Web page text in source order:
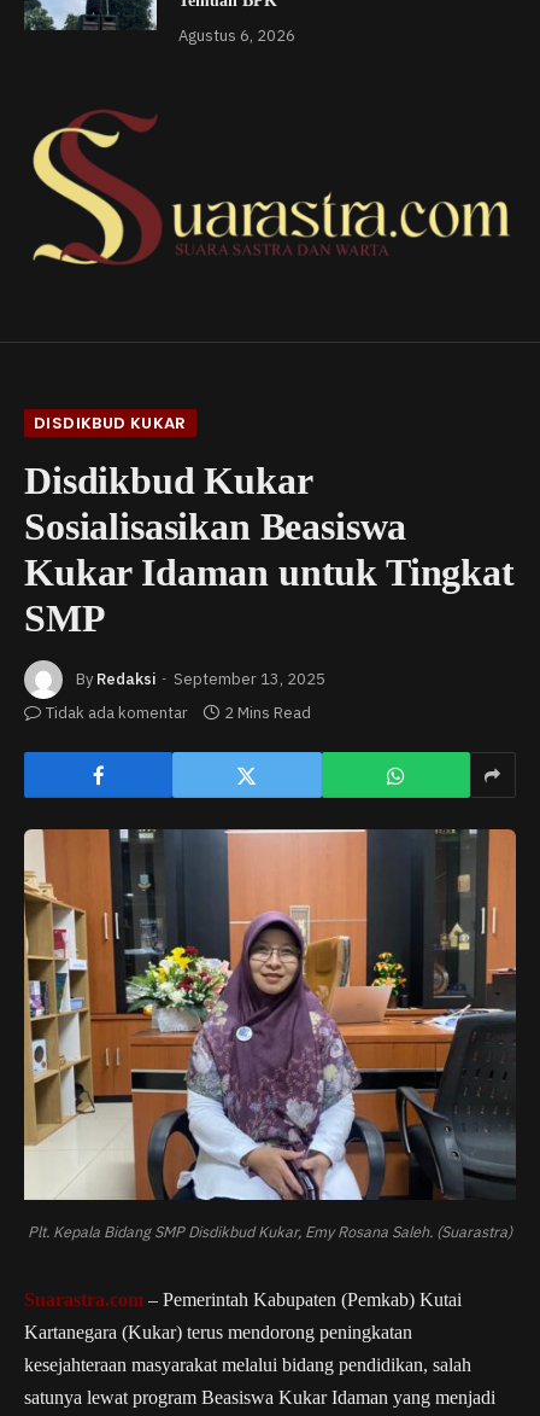
Agustus 6, 2026
DISDIKBUD KUKAR
Disdikbud Kukar
Sosialisasikan Beasiswa
Kukar Idaman untuk Tingkat
SMP
By Redaksi
September 13, 2025
Tidak ada komentar
2 Mins Read
Plt. Kepala Bidang SMP Disdikbud Kukar, Emy Rosana Saleh. (Suarastra)
Suarastra.com – Pemerintah Kabupaten (Pemkab) Kutai
Kartanegara (Kukar) terus mendorong peningkatan
kesejahteraan masyarakat melalui bidang pendidikan, salah
satunya lewat program Beasiswa Kukar Idaman yang menjadi